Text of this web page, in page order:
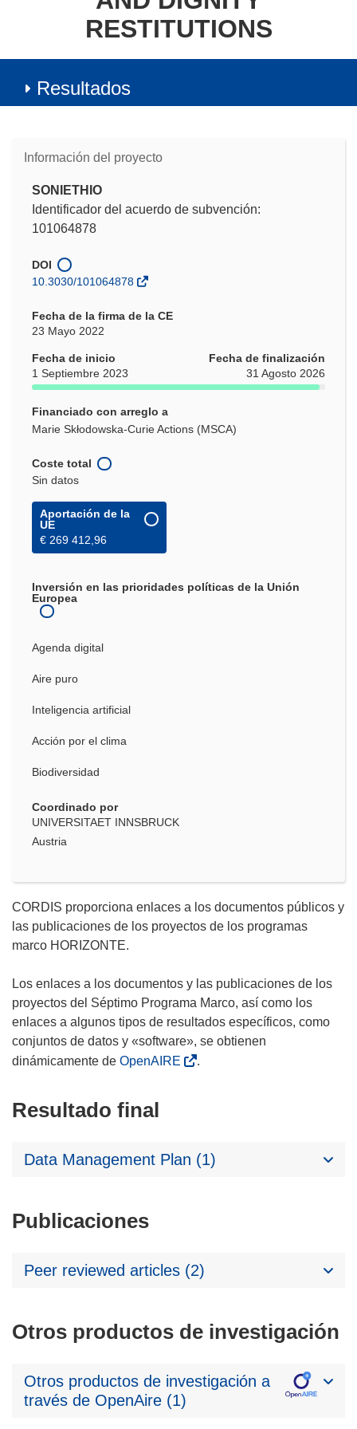
RESTITUTIONS
Resultados
Información del proyecto
SONIETHIO
Identificador del acuerdo de subvención:
101064878
DOI
10.3030/101064878
Fecha de la firma de la CE
23 Mayo 2022
Fecha de inicio
1 Septiembre 2023
Fecha de finalización
31 Agosto 2026
Financiado con arreglo a
Marie Skłodowska-Curie Actions (MSCA)
Coste total
Sin datos
Aportación de la
UE
€ 269 412,96
Inversión en las prioridades políticas de la Unión
Europea
Agenda digital
Aire puro
Inteligencia artificial
Acción por el clima
Biodiversidad
Coordinado por
UNIVERSITAET INNSBRUCK
Austria
CORDIS proporciona enlaces a los documentos públicos y
las publicaciones de los proyectos de los programas
marco HORIZONTE.
Los enlaces a los documentos y las publicaciones de los
proyectos del Séptimo Programa Marco, así como los
enlaces a algunos tipos de resultados específicos, como
conjuntos de datos y «software», se obtienen
dinámicamente de OpenAIRE .
Resultado final
Data Management Plan (1)
Publicaciones
Peer reviewed articles (2)
Otros productos de investigación
Otros productos de investigación a
través de OpenAire (1)